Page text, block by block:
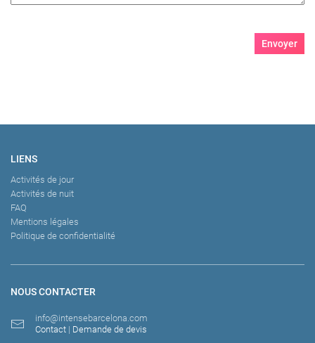
Envoyer
NOUS CONTACTER
info@intensebarcelona.com
Contact | Demande de devis
LIENS
Activités de jour
Activités de nuit
FAQ
Mentions légales
Politique de confidentialité